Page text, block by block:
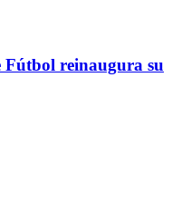
Fútbol reinaugura su